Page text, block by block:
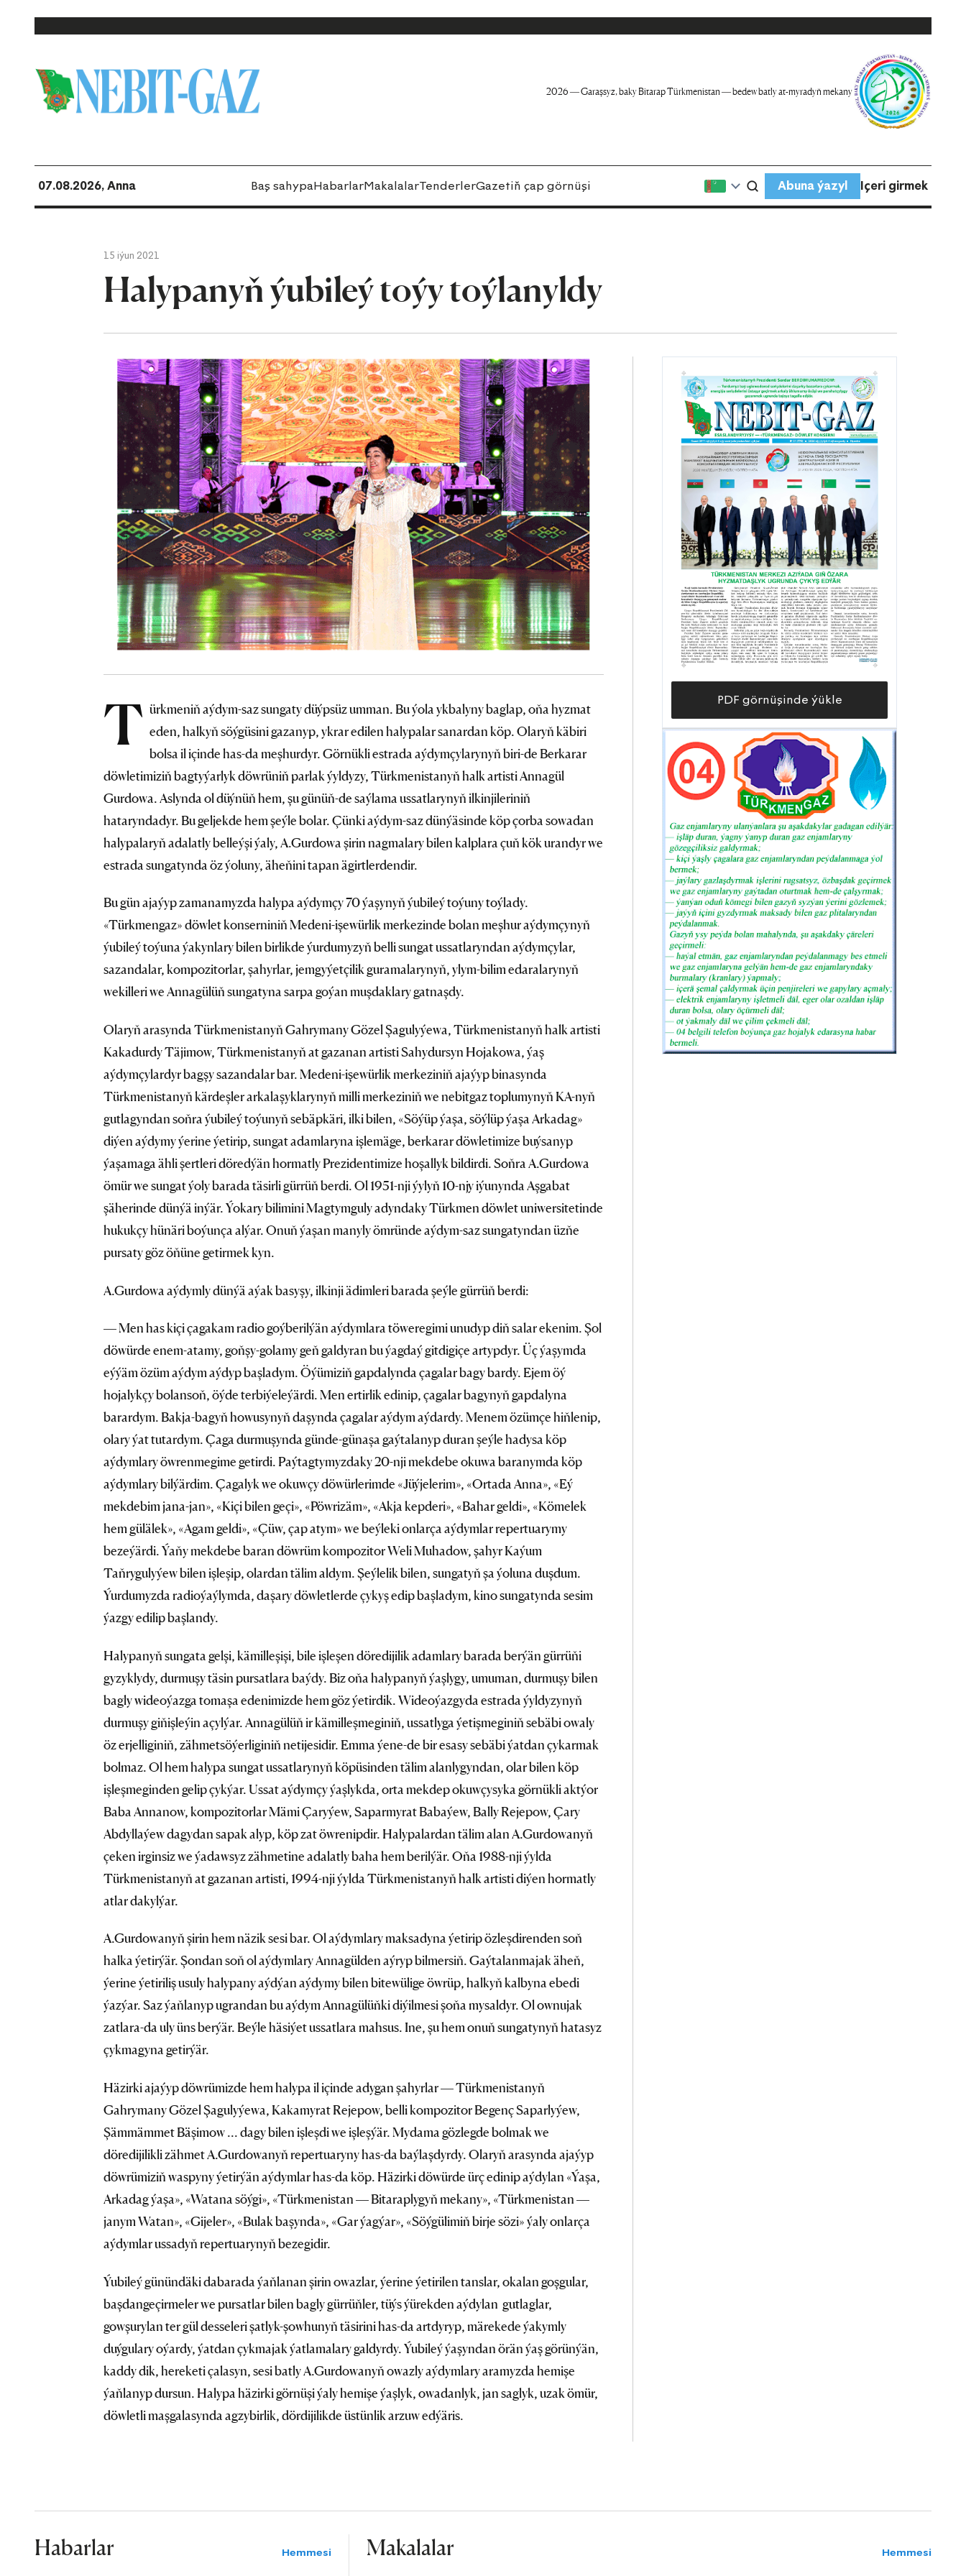
2026 — Garaşsyz, baky Bitarap Türkmenistan — bedew batly at-myradyň mekany
07.08.2026, Anna Baş sahypaHabarlarMakalalarTenderlerGazetiň çap görnüşi Abuna ýazyl Içeri girmek
15 iýun 2021
Halypanyň ýubileý toýy toýlanyldy
T ürkmeniň aýdym-saz sungaty düýpsüz umman. Bu ýola ykbalyny baglap, oňa hyzmat
eden, halkyň söýgüsini gazanyp, ykrar edilen halypalar sanardan köp. Olaryň käbiri
bolsa il içinde has-da meşhurdyr. Görnükli estrada aýdymçylarynyň biri-de Berkarar
döwletimiziň bagtyýarlyk döwrüniň parlak ýyldyzy, Türkmenistanyň halk artisti Annagül
Gurdowa. Aslynda ol düýnüň hem, şu günüň-de saýlama ussatlarynyň ilkinjileriniň
hataryndadyr. Bu geljekde hem şeýle bolar. Çünki aýdym-saz dünýäsinde köp çorba sowadan
halypalaryň adalatly belleýşi ýaly, A.Gurdowa şirin nagmalary bilen kalplara çuň kök urandyr we
estrada sungatynda öz ýoluny, äheňini tapan ägirtlerdendir.
Bu gün ajaýyp zamanamyzda halypa aýdymçy 70 ýaşynyň ýubileý toýuny toýlady.
«Türkmengaz» döwlet konserniniň Medeni-işewürlik merkezinde bolan meşhur aýdymçynyň
ýubileý toýuna ýakynlary bilen birlikde ýurdumyzyň belli sungat ussatlaryndan aýdymçylar,
sazandalar, kompozitorlar, şahyrlar, jemgyýetçilik guramalarynyň, ylym-bilim edaralarynyň
wekilleri we Annagülüň sungatyna sarpa goýan muşdaklary gatnaşdy.
Olaryň arasynda Türkmenistanyň Gahrymany Gözel Şagulyýewa, Türkmenistanyň halk artisti
Kakadurdy Täjimow, Türkmenistanyň at gazanan artisti Sahydursyn Hojakowa, ýaş
aýdymçylardyr bagşy sazandalar bar. Medeni-işewürlik merkeziniň ajaýyp binasynda
Türkmenistanyň kärdeşler arkalaşyklarynyň milli merkeziniň we nebitgaz toplumynyň KA-nyň
gutlagyndan soňra ýubileý toýunyň sebäpkäri, ilki bilen, «Söýüp ýaşa, söýlüp ýaşa Arkadag»
diýen aýdymy ýerine ýetirip, sungat adamlaryna işlemäge, berkarar döwletimize buýsanyp
ýaşamaga ähli şertleri döredýän hormatly Prezidentimize hoşallyk bildirdi. Soňra A.Gurdowa
ömür we sungat ýoly barada täsirli gürrüň berdi. Ol 1951-nji ýylyň 10-njy iýunynda Aşgabat
şäherinde dünýä inýär. Ýokary bilimini Magtymguly adyndaky Türkmen döwlet uniwersitetinde
hukukçy hünäri boýunça alýar. Onuň ýaşan manyly ömründe aýdym-saz sungatyndan üzňe
pursaty göz öňüne getirmek kyn.
A.Gurdowa aýdymly dünýä aýak basyşy, ilkinji ädimleri barada şeýle gürrüň berdi:
— Men has kiçi çagakam radio goýberilýän aýdymlara töweregimi unudyp diň salar ekenim. Şol
döwürde enem-atamy, goňşy-golamy geň galdyran bu ýagdaý gitdigiçe artypdyr. Üç ýaşymda
eýýäm özüm aýdym aýdyp başladym. Öýümiziň gapdalynda çagalar bagy bardy. Ejem öý
hojalykçy bolansoň, öýde terbiýeleýärdi. Men ertirlik edinip, çagalar bagynyň gapdalyna
barardym. Bakja-bagyň howusynyň daşynda çagalar aýdym aýdardy. Menem özümçe hiňlenip,
olary ýat tutardym. Çaga durmuşynda günde-günaşa gaýtalanyp duran şeýle hadysa köp
aýdymlary öwrenmegime getirdi. Paýtagtymyzdaky 20-nji mekdebe okuwa baranymda köp
aýdymlary bilýärdim. Çagalyk we okuwçy döwürlerimde «Jüýjelerim», «Ortada Anna», «Eý
mekdebim jana-jan», «Kiçi bilen geçi», «Pöwrizäm», «Akja kepderi», «Bahar geldi», «Kömelek
hem gülälek», «Agam geldi», «Çüw, çap atym» we beýleki onlarça aýdymlar repertuarymy
bezeýärdi. Ýaňy mekdebe baran döwrüm kompozitor Weli Muhadow, şahyr Kaýum
Taňrygulyýew bilen işleşip, olardan tälim aldym. Şeýlelik bilen, sungatyň şa ýoluna duşdum.
Ýurdumyzda radioýaýlymda, daşary döwletlerde çykyş edip başladym, kino sungatynda sesim
ýazgy edilip başlandy.
Halypanyň sungata gelşi, kämilleşişi, bile işleşen döredijilik adamlary barada berýän gürrüňi
gyzyklydy, durmuşy täsin pursatlara baýdy. Biz oňa halypanyň ýaşlygy, umuman, durmuşy bilen
bagly wideoýazga tomaşa edenimizde hem göz ýetirdik. Wideoýazgyda estrada ýyldyzynyň
durmuşy giňişleýin açylýar. Annagülüň ir kämilleşmeginiň, ussatlyga ýetişmeginiň sebäbi owaly
öz erjelliginiň, zähmetsöýerliginiň netijesidir. Emma ýene-de bir esasy sebäbi ýatdan çykarmak
bolmaz. Ol hem halypa sungat ussatlarynyň köpüsinden tälim alanlygyndan, olar bilen köp
işleşmeginden gelip çykýar. Ussat aýdymçy ýaşlykda, orta mekdep okuwçysyka görnükli aktýor
Baba Annanow, kompozitorlar Mämi Çaryýew, Saparmyrat Babaýew, Bally Rejepow, Çary
Abdyllaýew dagydan sapak alyp, köp zat öwrenipdir. Halypalardan tälim alan A.Gurdowanyň
çeken irginsiz we ýadawsyz zähmetine adalatly baha hem berilýär. Oňa 1988-nji ýylda
Türkmenistanyň at gazanan artisti, 1994-nji ýylda Türkmenistanyň halk artisti diýen hormatly
atlar dakylýar.
A.Gurdowanyň şirin hem näzik sesi bar. Ol aýdymlary maksadyna ýetirip özleşdirenden soň
halka ýetirýär. Şondan soň ol aýdymlary Annagülden aýryp bilmersiň. Gaýtalanmajak äheň,
ýerine ýetiriliş usuly halypany aýdýan aýdymy bilen bitewülige öwrüp, halkyň kalbyna ebedi
ýazýar. Saz ýaňlanyp ugrandan bu aýdym Annagülüňki diýilmesi şoňa mysaldyr. Ol ownujak
zatlara-da uly üns berýär. Beýle häsiýet ussatlara mahsus. Ine, şu hem onuň sungatynyň hatasyz
çykmagyna getirýär.
Häzirki ajaýyp döwrümizde hem halypa il içinde adygan şahyrlar — Türkmenistanyň
Gahrymany Gözel Şagulyýewa, Kakamyrat Rejepow, belli kompozitor Begenç Saparlyýew,
Şämmämmet Bäşimow ... dagy bilen işleşdi we işleşýär. Mydama gözlegde bolmak we
döredijilikli zähmet A.Gurdowanyň repertuaryny has-da baýlaşdyrdy. Olaryň arasynda ajaýyp
döwrümiziň waspyny ýetirýän aýdymlar has-da köp. Häzirki döwürde ürç edinip aýdylan «Ýaşa,
Arkadag ýaşa», «Watana söýgi», «Türkmenistan — Bitaraplygyň mekany», «Türkmenistan —
janym Watan», «Gijeler», «Bulak başynda», «Gar ýagýar», «Söýgülimiň birje sözi» ýaly onlarça
aýdymlar ussadyň repertuarynyň bezegidir.
Ýubileý günündäki dabarada ýaňlanan şirin owazlar, ýerine ýetirilen tanslar, okalan goşgular,
başdangeçirmeler we pursatlar bilen bagly gürrüňler, tüýs ýürekden aýdylan gutlaglar,
gowşurylan ter gül desseleri şatlyk-şowhunyň täsirini has-da artdyryp, märekede ýakymly
duýgulary oýardy, ýatdan çykmajak ýatlamalary galdyrdy. Ýubileý ýaşyndan örän ýaş görünýän,
kaddy dik, hereketi çalasyn, sesi batly A.Gurdowanyň owazly aýdymlary aramyzda hemişe
ýaňlanyp dursun. Halypa häzirki görnüşi ýaly hemişe ýaşlyk, owadanlyk, jan saglyk, uzak ömür,
döwletli maşgalasynda agzybirlik, dördijilikde üstünlik arzuw edýäris.
PDF görnüşinde ýükle
Habarlar Hemmesi Makalalar Hemmesi